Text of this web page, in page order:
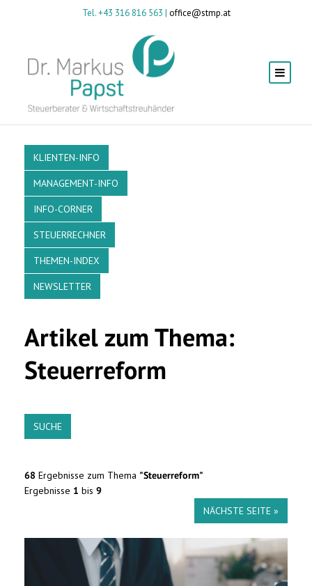
Tel. +43 316 816 563 | office@stmp.at
KLIENTEN-INFO
MANAGEMENT-INFO
INFO-CORNER
STEUERRECHNER
THEMEN-INDEX
NEWSLETTER
Artikel zum Thema:
Steuerreform
SUCHE
68 Ergebnisse zum Thema "Steuerreform"
Ergebnisse 1 bis 9
NÄCHSTE SEITE »